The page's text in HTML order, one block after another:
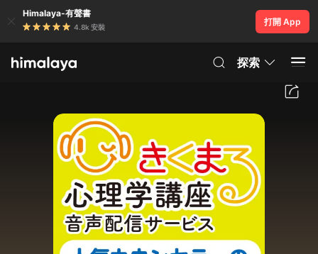
Himalaya-有聲書
4.8k 安裝
打開 App
探索